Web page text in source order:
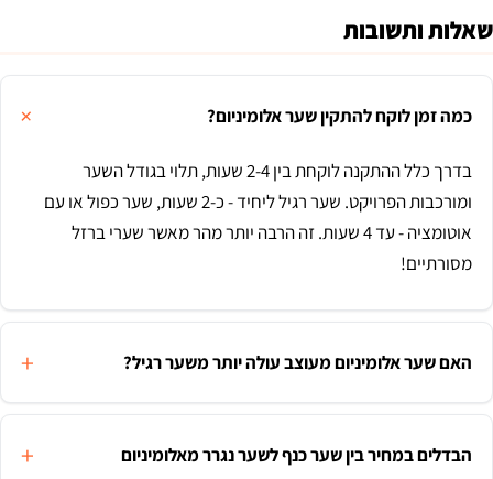
שאלות ותשובות
כמה זמן לוקח להתקין שער אלומיניום?
בדרך כלל ההתקנה לוקחת בין 2-4 שעות, תלוי בגודל השער
ומורכבות הפרויקט. שער רגיל ליחיד - כ-2 שעות, שער כפול או עם
אוטומציה - עד 4 שעות. זה הרבה יותר מהר מאשר שערי ברזל
מסורתיים!
האם שער אלומיניום מעוצב עולה יותר משער רגיל?
הבדלים במחיר בין שער כנף לשער נגרר מאלומיניום